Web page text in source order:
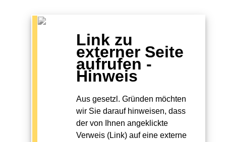
Link zu
externer Seite
aufrufen -
Hinweis
Aus gesetzl. Gründen möchten
wir Sie darauf hinweisen, dass
der von Ihnen angeklickte
Verweis (Link) auf eine externe